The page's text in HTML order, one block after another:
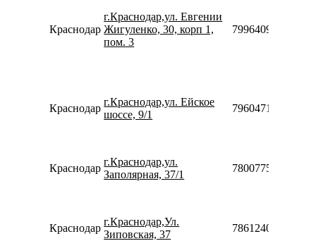
Краснодар
г.Краснодар,ул. Евгении
Жигуленко, 30, корп 1,
пом. 3
79964094241
Краснодар
г.Краснодар,ул. Ейское
шоссе, 9/1
79604718915
Краснодар
г.Краснодар,ул.
Заполярная, 37/1
78007753553
Краснодар
г.Краснодар,Ул.
Зиповская, 37
78612400645